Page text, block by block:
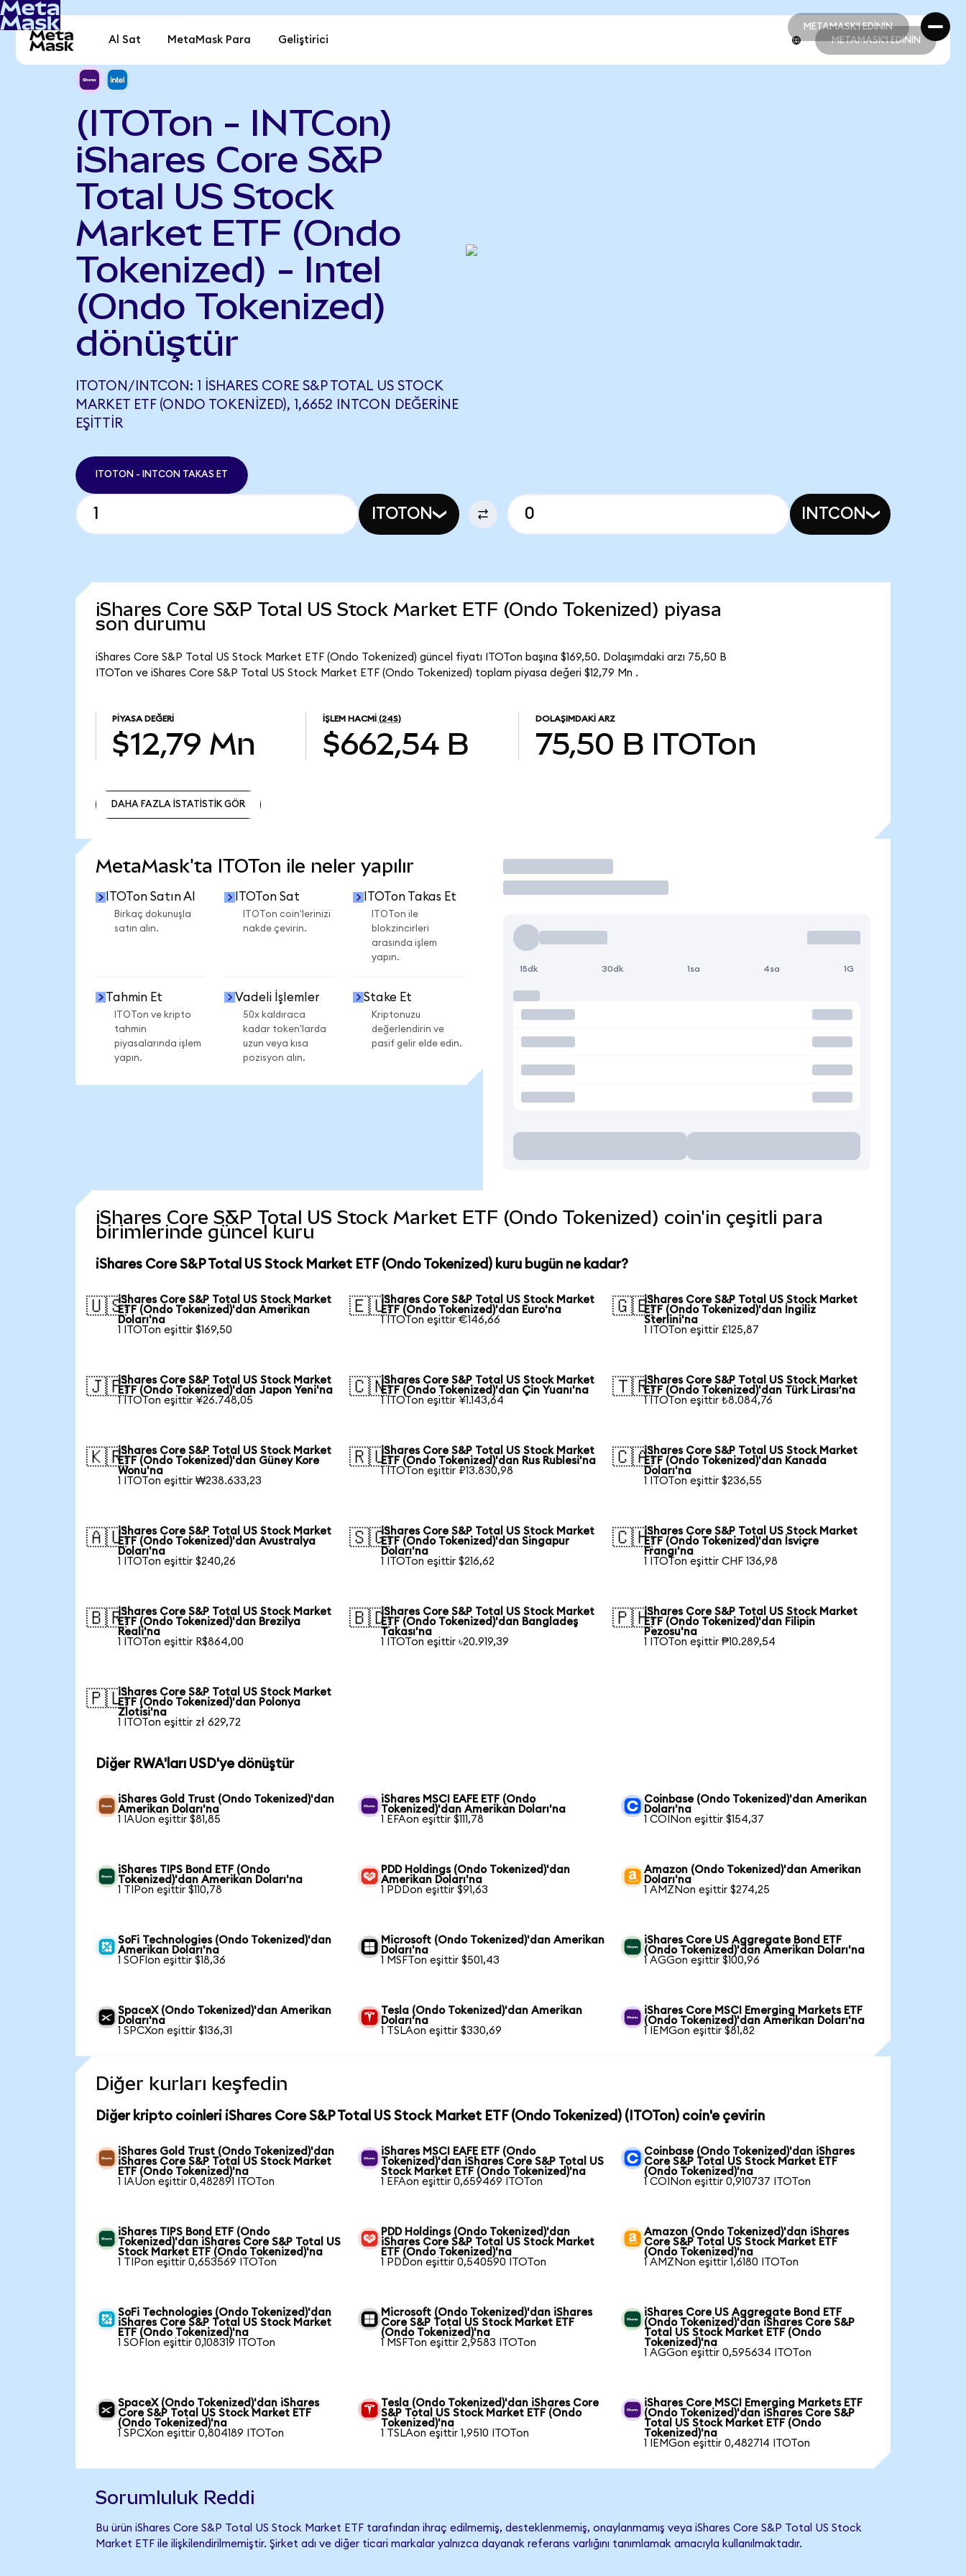
METAMASK'I EDİNİN
METAMASK'I EDİNİN
Al Sat MetaMask Para Geliştirici METAMASK'I EDİNİN
(ITOTon - INTCon)
iShares Core S&P
Total US Stock
Market ETF (Ondo
Tokenized) - Intel
(Ondo Tokenized)
dönüştür
ITOTON/INTCON: 1 ISHARES CORE S&P TOTAL US STOCK
MARKET ETF (ONDO TOKENIZED), 1,6652 INTCON DEĞERINE
EŞITTIR
ITOTON - INTCON TAKAS ET
ITOTON INTCON
iShares Core S&P Total US Stock Market ETF (Ondo Tokenized) piyasa
son durumu
iShares Core S&P Total US Stock Market ETF (Ondo Tokenized) güncel fiyatı ITOTon başına $169,50. Dolaşımdaki arzı 75,50 B
ITOTon ve iShares Core S&P Total US Stock Market ETF (Ondo Tokenized) toplam piyasa değeri $12,79 Mn .
PIYASA DEĞERI
$12,79 Mn
İŞLEM HACMI (24S)
$662,54 B
DOLAŞIMDAKI ARZ
75,50 B ITOTon
DAHA FAZLA İSTATİSTİK GÖR
MetaMask'ta ITOTon ile neler yapılır
ITOTon Satın Al
Birkaç dokunuşla
satın alın.
ITOTon Sat
ITOTon coin'lerinizi
nakde çevirin.
ITOTon Takas Et
ITOTon ile
blokzincirleri
arasında işlem
yapın.
Tahmin Et
ITOTon ve kripto
tahmin
piyasalarında işlem
yapın.
Vadeli İşlemler
50x kaldıraca
kadar token'larda
uzun veya kısa
pozisyon alın.
Stake Et
Kriptonuzu
değerlendirin ve
pasif gelir elde edin.
İşlem Yap
15dk 30dk 1sa 4sa 1G
iShares Core S&P Total US Stock Market ETF (Ondo Tokenized) coin'in çeşitli para
birimlerinde güncel kuru
iShares Core S&P Total US Stock Market ETF (Ondo Tokenized) kuru bugün ne kadar?
🇺🇸iShares Core S&P Total US Stock Market
ETF (Ondo Tokenized)'dan Amerikan
Doları'na
1 ITOTon eşittir $169,50
🇪🇺iShares Core S&P Total US Stock Market
ETF (Ondo Tokenized)'dan Euro'na
1 ITOTon eşittir €146,66
🇬🇧iShares Core S&P Total US Stock Market
ETF (Ondo Tokenized)'dan İngiliz
Sterlini'na
1 ITOTon eşittir £125,87
🇯🇵iShares Core S&P Total US Stock Market
ETF (Ondo Tokenized)'dan Japon Yeni'na
1 ITOTon eşittir ¥26.748,05
🇨🇳iShares Core S&P Total US Stock Market
ETF (Ondo Tokenized)'dan Çin Yuanı'na
1 ITOTon eşittir ¥1.143,64
🇹🇷iShares Core S&P Total US Stock Market
ETF (Ondo Tokenized)'dan Türk Lirası'na
1 ITOTon eşittir ₺8.084,76
🇰🇷iShares Core S&P Total US Stock Market
ETF (Ondo Tokenized)'dan Güney Kore
Wonu'na
1 ITOTon eşittir ₩238.633,23
🇷🇺iShares Core S&P Total US Stock Market
ETF (Ondo Tokenized)'dan Rus Rublesi'na
1 ITOTon eşittir ₽13.830,98
🇨🇦iShares Core S&P Total US Stock Market
ETF (Ondo Tokenized)'dan Kanada
Doları'na
1 ITOTon eşittir $236,55
🇦🇺iShares Core S&P Total US Stock Market
ETF (Ondo Tokenized)'dan Avustralya
Doları'na
1 ITOTon eşittir $240,26
🇸🇬iShares Core S&P Total US Stock Market
ETF (Ondo Tokenized)'dan Singapur
Doları'na
1 ITOTon eşittir $216,62
🇨🇭iShares Core S&P Total US Stock Market
ETF (Ondo Tokenized)'dan İsviçre
Frangı'na
1 ITOTon eşittir CHF 136,98
🇧🇷iShares Core S&P Total US Stock Market
ETF (Ondo Tokenized)'dan Brezilya
Reali'na
1 ITOTon eşittir R$864,00
🇧🇩iShares Core S&P Total US Stock Market
ETF (Ondo Tokenized)'dan Bangladeş
Takası'na
1 ITOTon eşittir ৳20.919,39
🇵🇭iShares Core S&P Total US Stock Market
ETF (Ondo Tokenized)'dan Filipin
Pezosu'na
1 ITOTon eşittir ₱10.289,54
🇵🇱iShares Core S&P Total US Stock Market
ETF (Ondo Tokenized)'dan Polonya
Zlotisi'na
1 ITOTon eşittir zł 629,72
Diğer RWA'ları USD'ye dönüştür
iShares Gold Trust (Ondo Tokenized)'dan
Amerikan Doları'na
1 IAUon eşittir $81,85
iShares MSCI EAFE ETF (Ondo
Tokenized)'dan Amerikan Doları'na
1 EFAon eşittir $111,78
Coinbase (Ondo Tokenized)'dan Amerikan
Doları'na
1 COINon eşittir $154,37
iShares TIPS Bond ETF (Ondo
Tokenized)'dan Amerikan Doları'na
1 TIPon eşittir $110,78
PDD Holdings (Ondo Tokenized)'dan
Amerikan Doları'na
1 PDDon eşittir $91,63
Amazon (Ondo Tokenized)'dan Amerikan
Doları'na
1 AMZNon eşittir $274,25
SoFi Technologies (Ondo Tokenized)'dan
Amerikan Doları'na
1 SOFIon eşittir $18,36
Microsoft (Ondo Tokenized)'dan Amerikan
Doları'na
1 MSFTon eşittir $501,43
iShares Core US Aggregate Bond ETF
(Ondo Tokenized)'dan Amerikan Doları'na
1 AGGon eşittir $100,96
SpaceX (Ondo Tokenized)'dan Amerikan
Doları'na
1 SPCXon eşittir $136,31
Tesla (Ondo Tokenized)'dan Amerikan
Doları'na
1 TSLAon eşittir $330,69
iShares Core MSCI Emerging Markets ETF
(Ondo Tokenized)'dan Amerikan Doları'na
1 IEMGon eşittir $81,82
Diğer kurları keşfedin
Diğer kripto coinleri iShares Core S&P Total US Stock Market ETF (Ondo Tokenized) (ITOTon) coin'e çevirin
iShares Gold Trust (Ondo Tokenized)'dan
iShares Core S&P Total US Stock Market
ETF (Ondo Tokenized)'na
1 IAUon eşittir 0,482891 ITOTon
iShares MSCI EAFE ETF (Ondo
Tokenized)'dan iShares Core S&P Total US
Stock Market ETF (Ondo Tokenized)'na
1 EFAon eşittir 0,659469 ITOTon
Coinbase (Ondo Tokenized)'dan iShares
Core S&P Total US Stock Market ETF
(Ondo Tokenized)'na
1 COINon eşittir 0,910737 ITOTon
iShares TIPS Bond ETF (Ondo
Tokenized)'dan iShares Core S&P Total US
Stock Market ETF (Ondo Tokenized)'na
1 TIPon eşittir 0,653569 ITOTon
PDD Holdings (Ondo Tokenized)'dan
iShares Core S&P Total US Stock Market
ETF (Ondo Tokenized)'na
1 PDDon eşittir 0,540590 ITOTon
Amazon (Ondo Tokenized)'dan iShares
Core S&P Total US Stock Market ETF
(Ondo Tokenized)'na
1 AMZNon eşittir 1,6180 ITOTon
SoFi Technologies (Ondo Tokenized)'dan
iShares Core S&P Total US Stock Market
ETF (Ondo Tokenized)'na
1 SOFIon eşittir 0,108319 ITOTon
Microsoft (Ondo Tokenized)'dan iShares
Core S&P Total US Stock Market ETF
(Ondo Tokenized)'na
1 MSFTon eşittir 2,9583 ITOTon
iShares Core US Aggregate Bond ETF
(Ondo Tokenized)'dan iShares Core S&P
Total US Stock Market ETF (Ondo
Tokenized)'na
1 AGGon eşittir 0,595634 ITOTon
SpaceX (Ondo Tokenized)'dan iShares
Core S&P Total US Stock Market ETF
(Ondo Tokenized)'na
1 SPCXon eşittir 0,804189 ITOTon
Tesla (Ondo Tokenized)'dan iShares Core
S&P Total US Stock Market ETF (Ondo
Tokenized)'na
1 TSLAon eşittir 1,9510 ITOTon
iShares Core MSCI Emerging Markets ETF
(Ondo Tokenized)'dan iShares Core S&P
Total US Stock Market ETF (Ondo
Tokenized)'na
1 IEMGon eşittir 0,482714 ITOTon
Sorumluluk Reddi
Bu ürün iShares Core S&P Total US Stock Market ETF tarafından ihraç edilmemiş, desteklenmemiş, onaylanmamış veya iShares Core S&P Total US Stock
Market ETF ile ilişkilendirilmemiştir. Şirket adı ve diğer ticari markalar yalnızca dayanak referans varlığını tanımlamak amacıyla kullanılmaktadır.